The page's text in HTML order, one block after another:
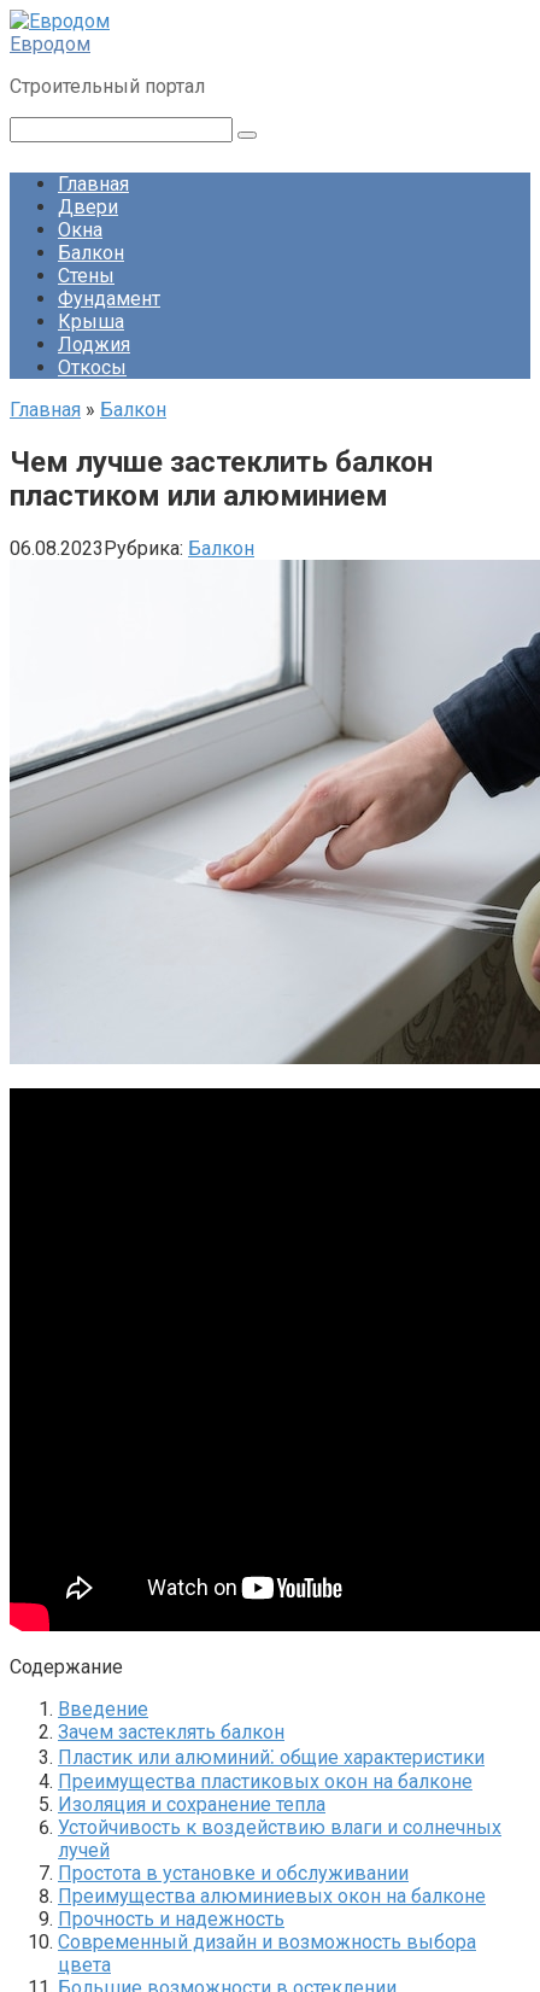
Перейти
к
Евродом
Строительный портал
Главная
Двери
Окна
Балкон
Стены
Фундамент
Крыша
Лоджия
Откосы
Главная » Балкон
Чем лучше застеклить балкон
пластиком или алюминием
06.08.2023Рубрика: Балкон
Содержание
Введение
Зачем застеклять балкон
Пластик или алюминий⁚ общие характеристики
Преимущества пластиковых окон на балконе
Изоляция и сохранение тепла
Устойчивость к воздействию влаги и солнечных
лучей
Простота в установке и обслуживании
Преимущества алюминиевых окон на балконе
Прочность и надежность
Современный дизайн и возможность выбора
цвета